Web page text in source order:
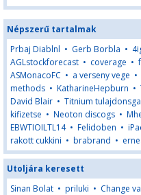
Népszerű tartalmak
Prbaj Diablnl • Gerb Borbla •
AGLstockforecast • coverage •
ASMonacoFC • a verseny vege •
methods • KatharineHepburn •
David Blair • Titnium
kifizetse • Neoton discogs •
EBWTIOILTL14• Felidoben •
rakott cukkini • brabrand •
Utoljára keresett
Sinan Bolat • priluki • Change